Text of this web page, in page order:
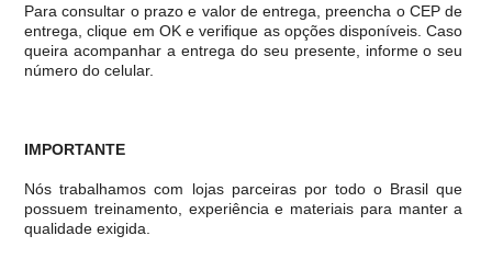
Para consultar o prazo e valor de entrega, preencha o CEP de
entrega, clique em OK e verifique as opções disponíveis. Caso
queira acompanhar a entrega do seu presente, informe o seu
número do celular.
IMPORTANTE
Nós trabalhamos com lojas parceiras por todo o Brasil que
possuem treinamento, experiência e materiais para manter a
qualidade exigida.